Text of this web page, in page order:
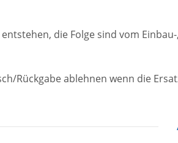
die Folge sind vom
Rückgabe ablehnen wenn die